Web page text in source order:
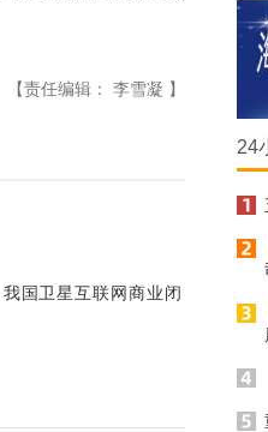
【责任编辑： 李雪凝 】
国卫星互联网商业闭
24